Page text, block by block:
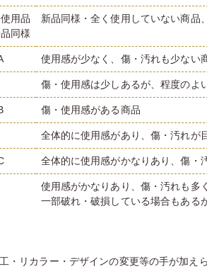
用品
同様
新品同様・全く使用していない商品
使用感が少なく、傷・汚れも少ない
傷・使用感は少しあるが、程度のよ
傷・使用感がある商品
全体的に使用感があり、傷・汚れが
全体的に使用感がかなりあり、傷・
使用感がかなりあり、傷・汚れも多
一部破れ・破損している場合もある
・リカラー・デザインの変更等の手が加え